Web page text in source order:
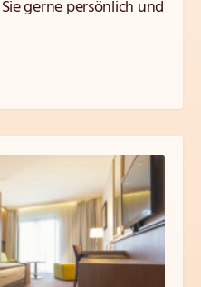
gerne persönlich und